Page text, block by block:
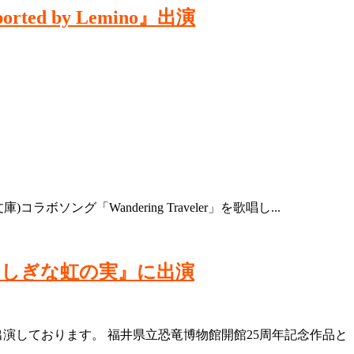
by Lemino』出演
コラボソング「Wandering Traveler」を歌唱し...
ぎな虹の実』に出演
しております。 福井県立恐竜博物館開館25周年記念作品と